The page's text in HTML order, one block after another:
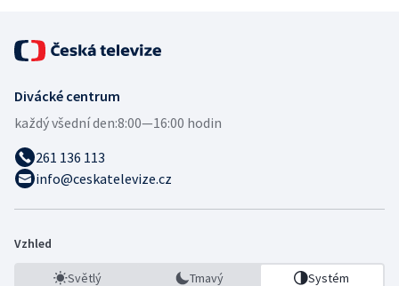
Divácké centrum
každý všední den:8:00—16:00 hodin
261 136 113
info@ceskatelevize.cz
Vzhled
Světlý Tmavý Systém